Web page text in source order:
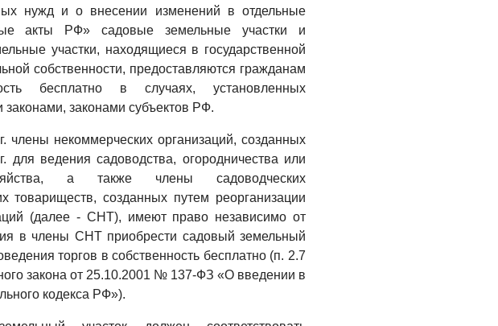
нужд и о внесении изменений в отдельные
акты РФ» садовые земельные участки и
участки, находящиеся в государственной
собственности, предоставляются гражданам
бесплатно в случаях, установленных
законами субъектов РФ.
члены некоммерческих организаций, созданных
для ведения садоводства, огородничества или
а также члены садоводческих
товариществ, созданных путем реорганизации
(далее - СНТ), имеют право независимо от
в члены СНТ приобрести садовый земельный
торгов в собственность бесплатно (п. 2.7
закона от 25.10.2001 № 137-ФЗ «О введении в
кодекса РФ»).